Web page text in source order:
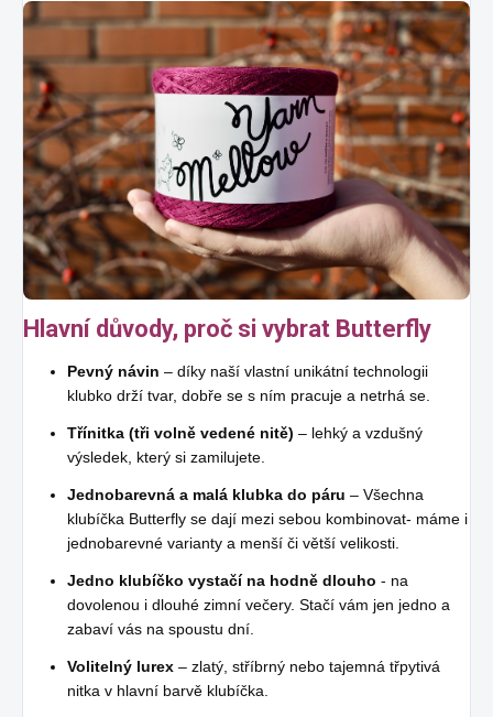
Hlavní důvody, proč si vybrat Butterfly
Pevný návin – díky naší vlastní unikátní technologii
klubko drží tvar, dobře se s ním pracuje a netrhá se.
Třínitka (tři volně vedené nitě) – lehký a vzdušný
výsledek, který si zamilujete.
Jednobarevná a malá klubka do páru – Všechna
klubíčka Butterfly se dají mezi sebou kombinovat- máme i
jednobarevné varianty a menší či větší velikosti.
Jedno klubíčko vystačí na hodně dlouho - na
dovolenou i dlouhé zimní večery. Stačí vám jen jedno a
zabaví vás na spoustu dní.
Volitelný lurex – zlatý, stříbrný nebo tajemná třpytivá
nitka v hlavní barvě klubíčka.